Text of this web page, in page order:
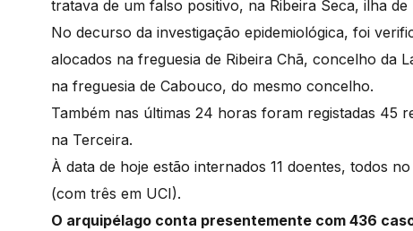
tratava de um falso positivo, na Ribeira Seca, ilha de
No decurso da investigação epidemiológica, foi
alocados na freguesia de Ribeira Chã, concelho da
na freguesia de Cabouco, do mesmo concelho.
Também nas últimas 24 horas foram registadas 45
na Terceira.
À data de hoje estão internados 11 doentes, todos
(com três em UCI).
O arquipélago conta presentemente com 436